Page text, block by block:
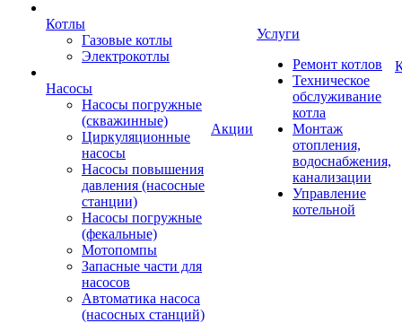
Котлы
Газовые котлы
Электрокотлы
Насосы
Насосы погружные
(скважинные)
Циркуляционные
насосы
Насосы повышения
давления (насосные
станции)
Насосы погружные
(фекальные)
Мотопомпы
Запасные части для
насосов
Автоматика насоса
(насосных станций)
Акции
Услуги
Ремонт котлов
Техническое
обслуживание
котла
Монтаж
отопления,
водоснабжения,
канализации
Управление
котельной